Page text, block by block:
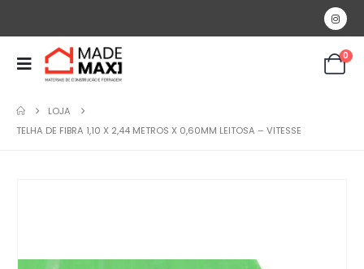
0
LOJA
TELHA DE FIBRA 1,10 X 2,44 METROS X 0,60MM LEITOSA – VITESSE